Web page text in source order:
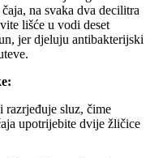
na svaka dva decilitra
lišće u vodi deset
jer djeluju antibakterijski
razrjeđuje sluz, čime
upotrijebite dvije žličice